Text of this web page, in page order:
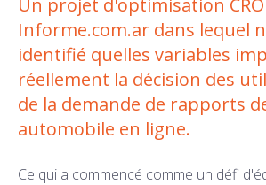
Informe.com.ar dans lequel
identifié quelles variables
réellement la décision des
de la demande de rapports
automobile en ligne.
Ce qui a commencé comme un défi